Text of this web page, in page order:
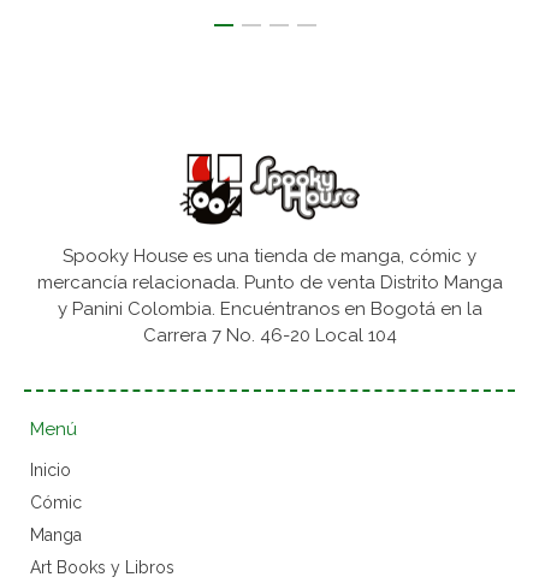
Spooky House es una tienda de manga, cómic y
mercancía relacionada. Punto de venta Distrito Manga
y Panini Colombia. Encuéntranos en Bogotá en la
Carrera 7 No. 46-20 Local 104
Menú
Inicio
Cómic
Manga
Art Books y Libros